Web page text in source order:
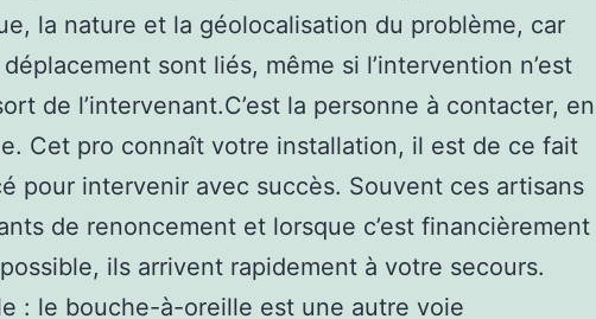
la nature et la géolocalisation du problème, car
sont liés, même si l’intervention n’est
de l’intervenant.C’est la personne à contacter, en
Cet pro connaît votre installation, il est de ce fait
pour intervenir avec succès. Souvent ces artisans
de renoncement et lorsque c’est financièrement
ils arrivent rapidement à votre secours.
: le bouche-à-oreille est une autre voie